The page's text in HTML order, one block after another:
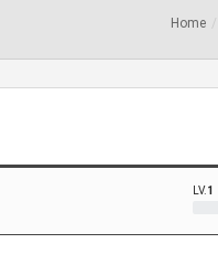
Home
LV.1